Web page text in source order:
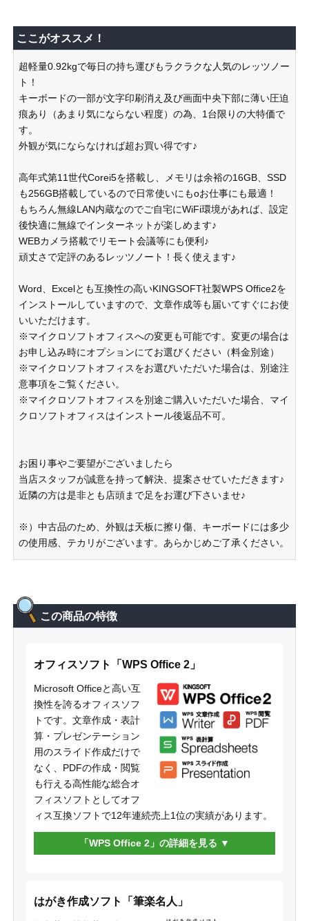
ここがオススメ！
超軽量0.92kgで毎日の持ち運びもラクラクな人気のレッツノー
ト！
キーボードの一部が文字印刷消え及び画面中央下部に薄い圧迫
痕あり（あまり気にならない程度）の為、1台限りの大特価で
す。
外観が気にならなければ超お買い得です♪
高年式第11世代Corei5を搭載し、メモリは余裕の16GB、SSD
も256GB搭載しているので日常使いにもoお仕事にも最適！
もちろん無線LAN内蔵なのでご自宅にWiFi環境があれば、設定
後快適に無線でインターネットが楽しめます♪
WEBカメラ搭載でリモート会議等にも便利♪
頑丈さで定評のあるレッツノート！長く使えます♪
Word、Excelとも互換性の高いKINGSOFT社製WPS Office2を
インストールしていますので、文章作成等も届いてすぐにお使
いいただけます。
※マイクロソフトオフィスへの変更も可能です。変更の場合は
お申し込み時にオプションにてお選びください（料金別途）
※マイクロソフトオフィスをお選びいただいた場合は、別途注
意事項をご覧ください。
※マイクロソフトオフィスを別途ご購入いただいた場合、マイ
クロソフトオフィスはインストール後返品不可。
お困り事やご要望がございましたら
当店スタッフが誠意を持って解決、提案させていただきます♪
近隣の方は是非とも店頭まで足をお運び下さいませ♪
※）中古品のため、外観は天板に擦り傷、キーボードには多少
の使用感、テカリがございます。あらかじめご了承ください。
この商品の特徴
オフィスソフト「WPS Office 2」
Microsoft Officeと高い互
換性を誇るオフィスソフ
トです。文章作成・表計
算・プレゼンテーション
用のスライド作成だけで
なく、PDFの作成・閲覧
も行える高性能な総合オ
フィスソフトとしてオフ
ィス互換ソフトで12年連続売上1位の実績があります。
「WPS Office 2」の詳細を見る
はがき作成ソフト「筆楽名人」